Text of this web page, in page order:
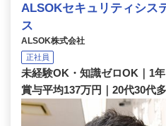
ALSOKセキュリティシス
ス
ALSOK株式会社
正社員
未経験OK・知識ゼロOK｜1
賞与平均137万円｜20代30代